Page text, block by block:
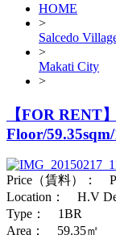
HOME
>
Salcedo
>
Makati City
>
【FOR RENT
Floor/
Price（賃料）：
Location： H.V
Type： 1BR
Area： 59.35㎡